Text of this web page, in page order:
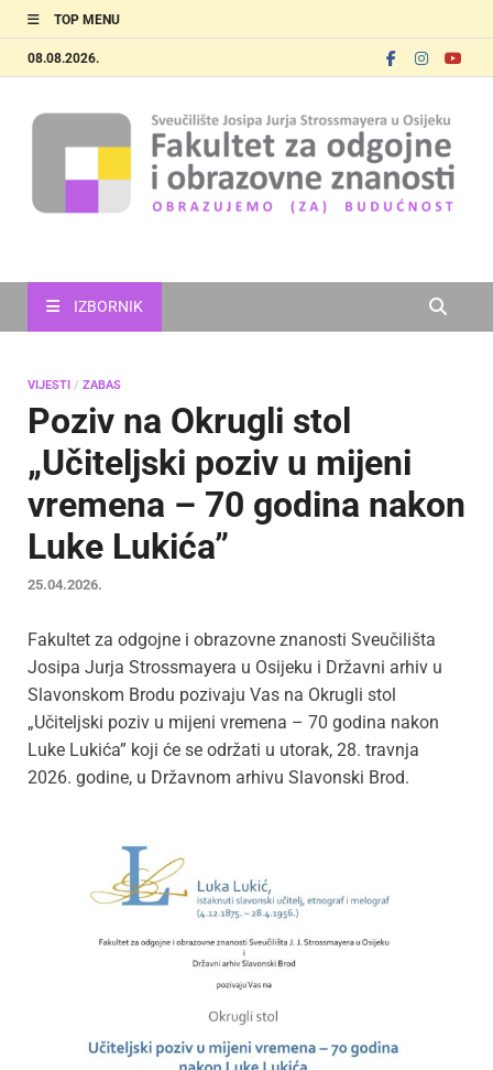
TOP MENU
08.08.2026.
IZBORNIK
VIJESTI / ZABAS
Poziv na Okrugli stol
„Učiteljski poziv u mijeni
vremena – 70 godina nakon
Luke Lukića”
25.04.2026.
Fakultet za odgojne i obrazovne znanosti Sveučilišta
Josipa Jurja Strossmayera u Osijeku i Državni arhiv u
Slavonskom Brodu pozivaju Vas na Okrugli stol
„Učiteljski poziv u mijeni vremena – 70 godina nakon
Luke Lukića” koji će se održati u utorak, 28. travnja
2026. godine, u Državnom arhivu Slavonski Brod.